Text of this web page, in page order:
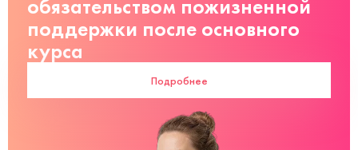
обязательством пожизненной
поддержки после основного
курса
Подробнее